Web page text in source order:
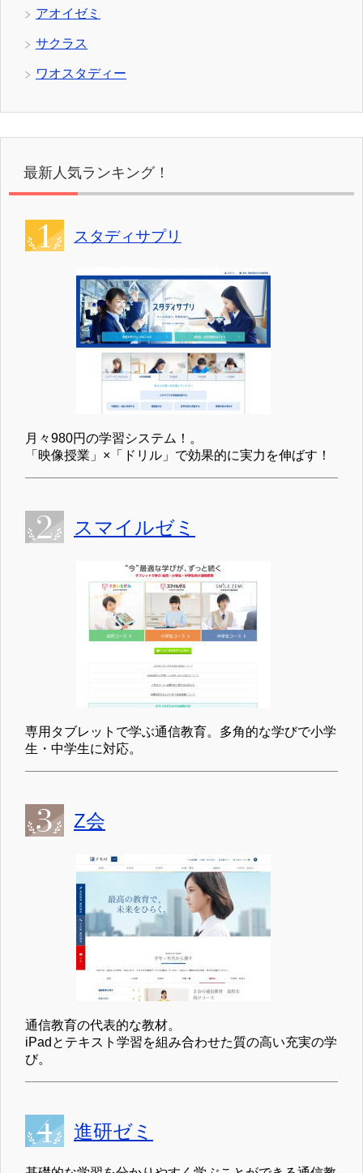
アオイゼミ
サクラス
ワオスタディー
最新人気ランキング！
スタディサプリ
月々980円の学習システム！。
「映像授業」×「ドリル」で効果的に実力を伸ばす！
スマイルゼミ
専用タブレットで学ぶ通信教育。多角的な学びで小学
生・中学生に対応。
Z会
通信教育の代表的な教材。
iPadとテキスト学習を組み合わせた質の高い充実の学
び。
進研ゼミ